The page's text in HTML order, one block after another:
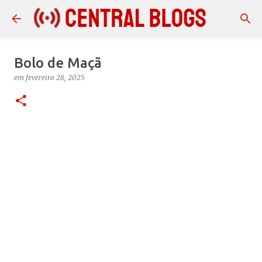
Pular para o conteúdo principal
Bolo de Maçã
em fevereiro 28, 2025